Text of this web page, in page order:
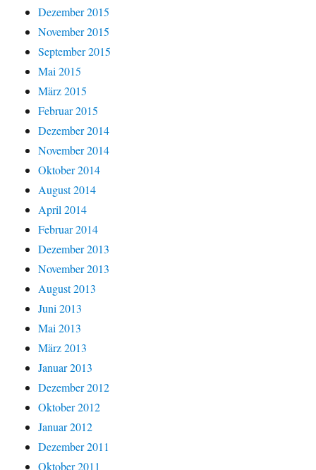
Dezember 2015
November 2015
September 2015
Mai 2015
März 2015
Februar 2015
Dezember 2014
November 2014
Oktober 2014
August 2014
April 2014
Februar 2014
Dezember 2013
November 2013
August 2013
Juni 2013
Mai 2013
März 2013
Januar 2013
Dezember 2012
Oktober 2012
Januar 2012
Dezember 2011
Oktober 2011